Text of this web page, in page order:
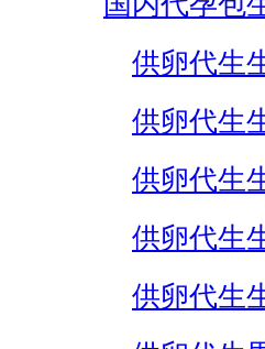
供卵代生
供卵代生
供卵代生
供卵代生
供卵代生